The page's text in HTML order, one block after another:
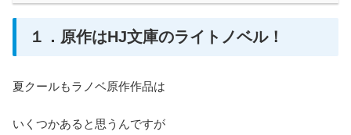
１．原作はHJ文庫のライトノベル！
夏クールもラノベ原作作品は
いくつかあると思うんですが